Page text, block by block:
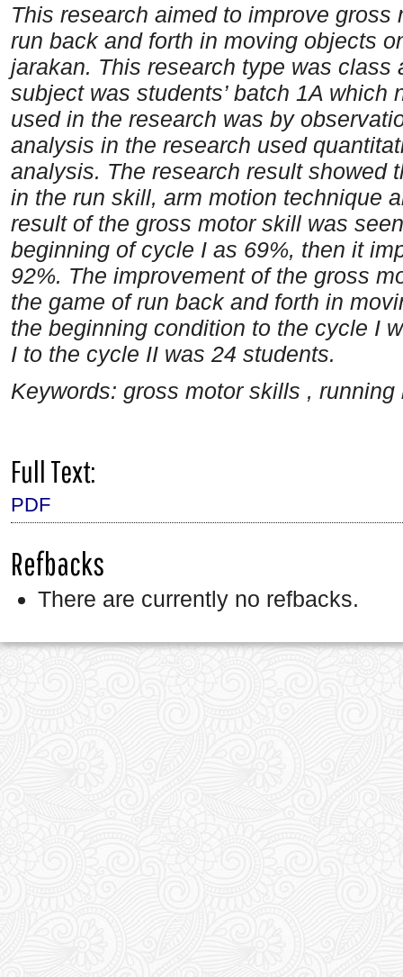
This research aimed to improve
run back and forth in moving objects
jarakan. This research type was class
subject was students’ batch 1A
used in the research was by
analysis in the research used
analysis. The research result showed
in the run skill, arm motion technique
result of the gross motor skill was
beginning ofcycle I as 69%, then it
92%. The improvement of the gross
the game of run back and forth in
the beginning condition to the cycle I
I to the cycle II was 24 students.
Keywords: gross motor skills ,
Full Text:
PDF
Refbacks
There are currently no refbacks.